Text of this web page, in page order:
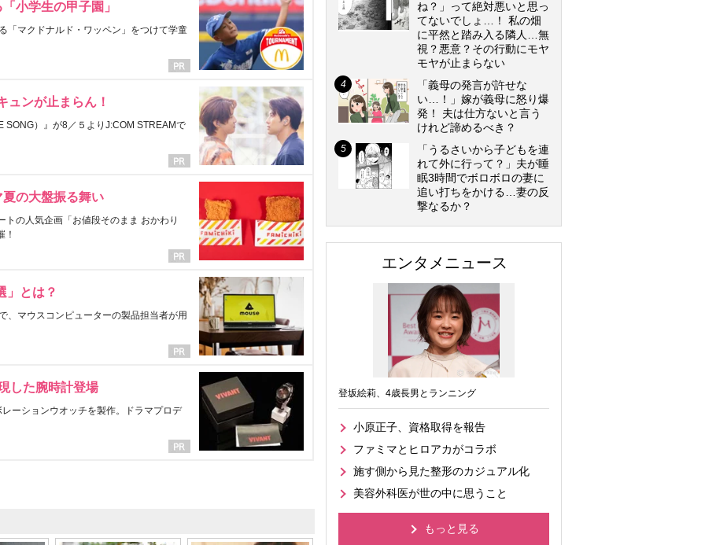
小学生の甲子園」
「マクドナルド・ワッペン」をつけて学童
ュンが止まらん！
SONG）』が8／５よりJ:COM STREAMで
の大盤振る舞い
の人気企画「お値段そのまま おかわり
！
」とは？
、マウスコンピューターの製品担当者が用
した腕時計登場
ーションウオッチを製作。ドラマプロデ
ね？」って絶対悪いと思っ
てないでしょ…！ 私の畑
に平然と踏み入る隣人…無
視？悪意？その行動にモヤ
モヤが止まらない
「義母の発言が許せな
い…！」嫁が義母に怒り爆
発！ 夫は仕方ないと言う
けれど諦めるべき？
「うるさいから子どもを連
れて外に行って？」夫が睡
眠3時間でボロボロの妻に
追い打ちをかける…妻の反
撃なるか？
エンタメニュース
登坂絵莉、4歳長男とランニング
小原正子、資格取得を報告
ファミマとヒロアカがコラボ
施す側から見た整形のカジュアル化
美容外科医が世の中に思うこと
もっと見る